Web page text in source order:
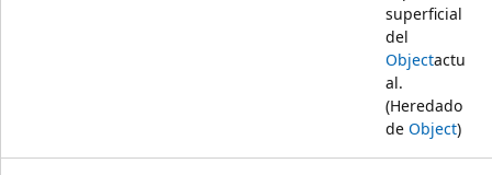
superficial
del
Objectactu
al.
(Heredado
de Object)